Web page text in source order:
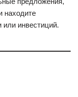
находите
инвестиций.